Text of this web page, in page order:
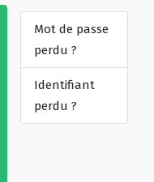
Mot de passe
perdu ?
Identifiant
perdu ?